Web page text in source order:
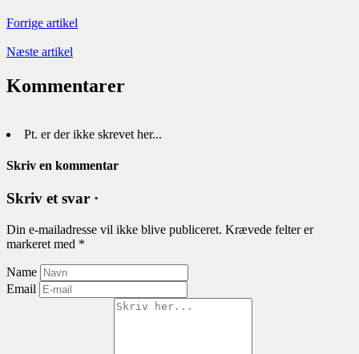
Forrige artikel
Næste artikel
Kommentarer
Pt. er der ikke skrevet her...
Skriv en kommentar
Skriv et svar ·
Din e-mailadresse vil ikke blive publiceret. Krævede felter er
markeret med *
Name
Email